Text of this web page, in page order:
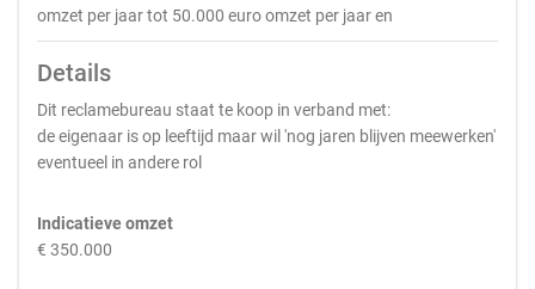
omzet per jaar tot 50.000 euro omzet per jaar en
Details
Dit reclamebureau staat te koop in verband met:
de eigenaar is op leeftijd maar wil 'nog jaren blijven meewerken'
eventueel in andere rol
Indicatieve omzet
€ 350.000